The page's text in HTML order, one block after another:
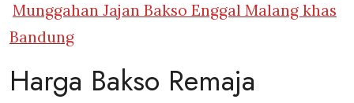
Munggahan Jajan Bakso Enggal Malang khas
Bandung
Harga Bakso Remaja